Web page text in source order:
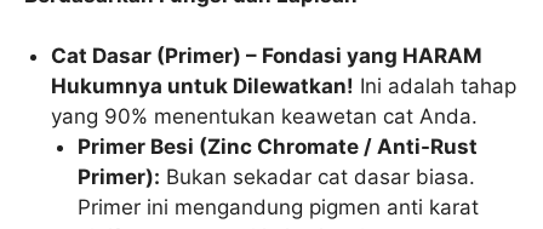
Cat Dasar (Primer) – Fondasi yang HARAM
Hukumnya untuk Dilewatkan! Ini adalah tahap
yang 90% menentukan keawetan cat Anda.
Primer Besi (Zinc Chromate / Anti-Rust
Primer): Bukan sekadar cat dasar biasa.
Primer ini mengandung pigmen anti karat